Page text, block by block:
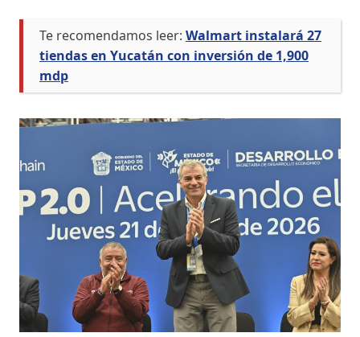
Te recomendamos leer: Walmart instalará 27
tiendas en Yucatán con inversión de 1,900
mdp